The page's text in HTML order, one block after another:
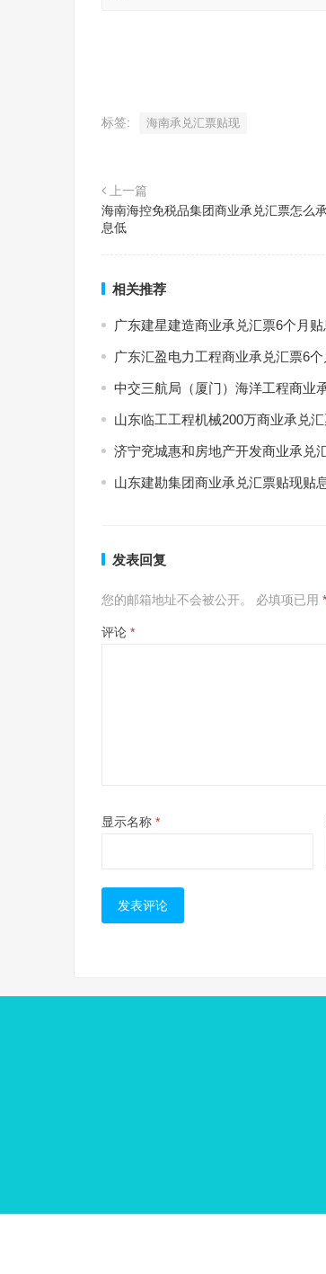
标签: 海南承兑汇票贴现
上一篇
海南海控免税品集团商业承兑汇票怎么
息低
相关推荐
广东建星建造商业承兑汇票6个月
广东汇盈电力工程商业承兑汇票6
中交三航局（厦门）海洋工程商业
山东临工工程机械200万商业承兑
济宁兖城惠和房地产开发商业承兑
山东建勘集团商业承兑汇票贴现贴
发表回复
您的邮箱地址不会被公开。 必填项已用 *
评论 *
显示名称 *